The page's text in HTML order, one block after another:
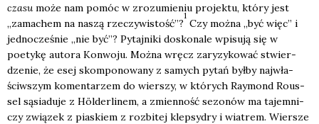
cza­sumoże nam pomóc w zro­zu­mie­niu pro­jek­tu, któ­ry jest
„zama­chem na naszą rze­czy­wi­stość”?
1
Czy moż­na „być więc” i
jed­no­cze­śnie „nie być”? Pytaj­ni­ki dosko­na­le wpi­su­ją się w
poety­kę auto­ra Kon­wo­ju. Moż­na wręcz zary­zy­ko­wać stwier­
dze­nie, że esej skom­po­no­wa­ny z samych pytań był­by naj­wła­
ściw­szym komen­ta­rzem do wier­szy, w któ­rych Ray­mond Rous­
sel sąsia­du­je z Höl­der­li­nem, a zmien­ność sezo­nów ma tajem­ni­
czy zwią­zek z pia­skiem z roz­bi­tej klep­sy­dry i wia­trem. Wier­sze